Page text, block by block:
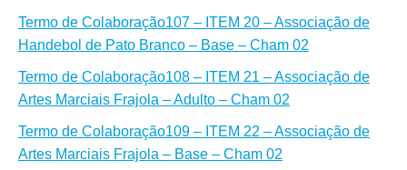
Termo de Colaboração107 – ITEM 20 – Associação de
Handebol de Pato Branco – Base – Cham 02
Termo de Colaboração108 – ITEM 21 – Associação de
Artes Marciais Frajola – Adulto – Cham 02
Termo de Colaboração109 – ITEM 22 – Associação de
Artes Marciais Frajola – Base – Cham 02